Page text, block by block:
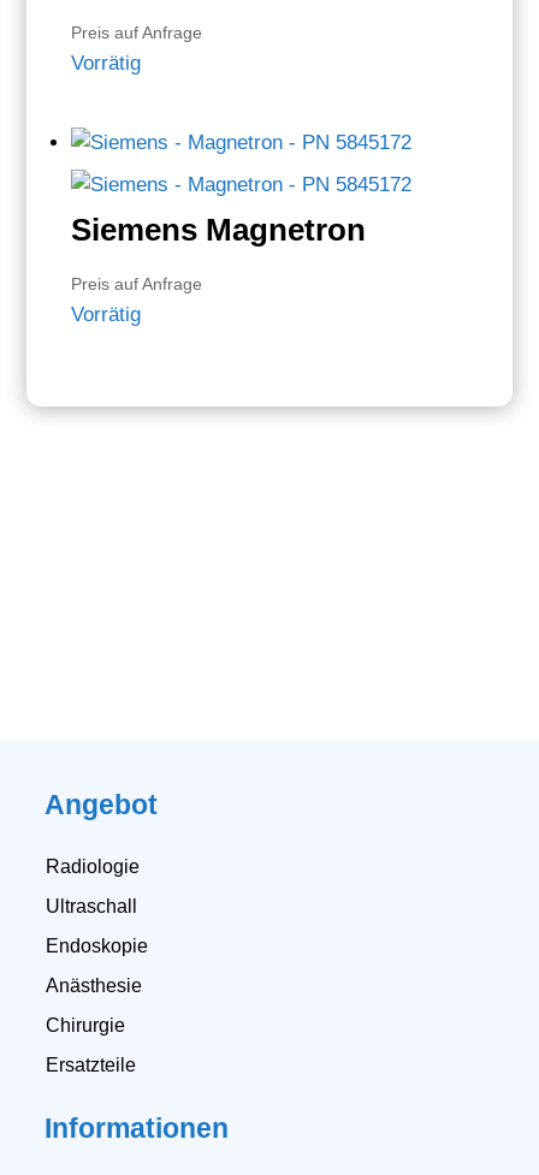
Preis auf Anfrage
Vorrätig
Siemens Magnetron
Preis auf Anfrage
Vorrätig
Angebot
Radiologie
Ultraschall
Endoskopie
Anästhesie
Chirurgie
Ersatzteile
Informationen